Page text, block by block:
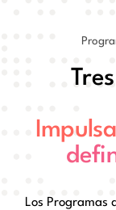
Los Programas